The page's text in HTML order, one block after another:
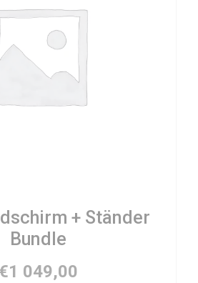
+ Ständer
Bundle
€1 049,00